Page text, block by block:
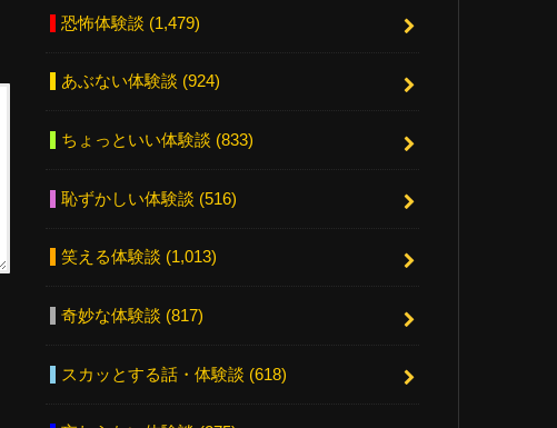
恐怖体験談 (1,479)
あぶない体験談 (924)
ちょっといい体験談 (833)
恥ずかしい体験談 (516)
笑える体験談 (1,013)
奇妙な体験談 (817)
スカッとする話・体験談 (618)